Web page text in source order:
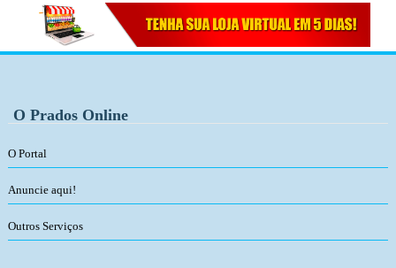
O Prados Online
O Portal
Anuncie aqui!
Outros Serviços